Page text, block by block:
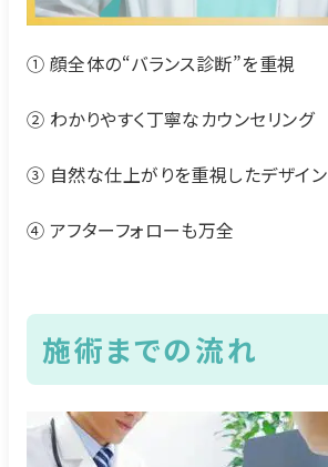
① 顔全体の“バランス診断”を重視
② わかりやすく丁寧なカウンセリング
③ 自然な仕上がりを重視したデザイン
④ アフターフォローも万全
施術までの流れ